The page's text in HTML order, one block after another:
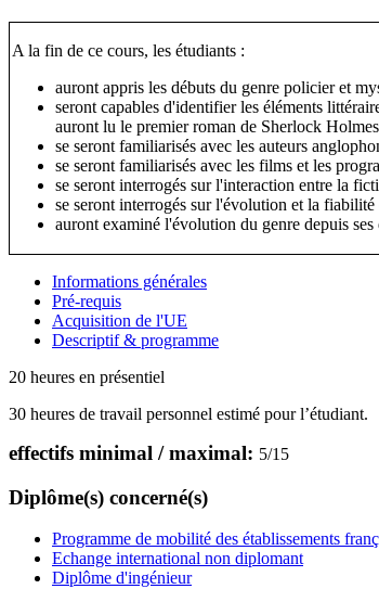
A la fin de ce cours, les étudiants :
auront appris les débuts du genre policier et
seront capables d'identifier les éléments
auront lu le premier roman de Sherlock
se seront familiarisés avec les auteurs
se seront familiarisés avec les films et les
se seront interrogés sur l'interaction entre la
se seront interrogés sur l'évolution et la fiabilité
auront examiné l'évolution du genre depuis
Informations générales
Pré-requis
Acquisition de l'UE
Descriptif & programme
20 heures en présentiel
30 heures de travail personnel estimé pour l’étudiant.
effectifs minimal / maximal: 5/15
Diplôme(s) concerné(s)
Programme de mobilité des établissements
Echange international non diplomant
Diplôme d'ingénieur